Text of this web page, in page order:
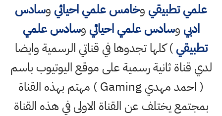
علمي تطبيقي وخامس علمي احيائي وسادس
ادبي وسادس علمي احيائي وسادس علمي
تطبيقي) كلها تجدوها في قناتي الرسمية وايضا
لدي قناة ثانية رسمية على موقع اليوتيوب باسم
( احمد مهدي Gaming ) مهتم بهذه القناة
بمجتمع يختلف عن القناة الاولى في هذه القناة